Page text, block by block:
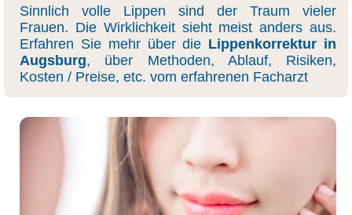
Sinnlich volle Lippen sind der Traum vieler
Frauen. Die Wirklichkeit sieht meist anders aus.
Erfahren Sie mehr über die Lippenkorrektur in
Augsburg, über Methoden, Ablauf, Risiken,
Kosten / Preise, etc. vom erfahrenen Facharzt